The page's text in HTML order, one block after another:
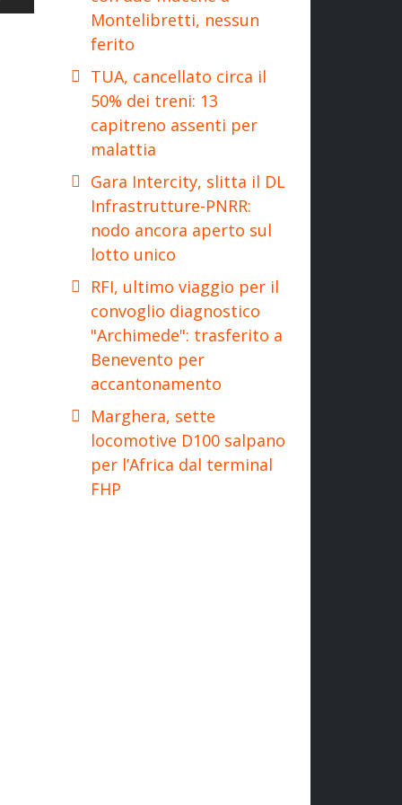
Montelibretti, nessun
ferito
TUA, cancellato circa il
50% dei treni: 13
capitreno assenti per
malattia
Gara Intercity, slitta il DL
Infrastrutture-PNRR:
nodo ancora aperto sul
lotto unico
RFI, ultimo viaggio per il
convoglio diagnostico
"Archimede": trasferito a
Benevento per
accantonamento
Marghera, sette
locomotive D100 salpano
per l’Africa dal terminal
FHP